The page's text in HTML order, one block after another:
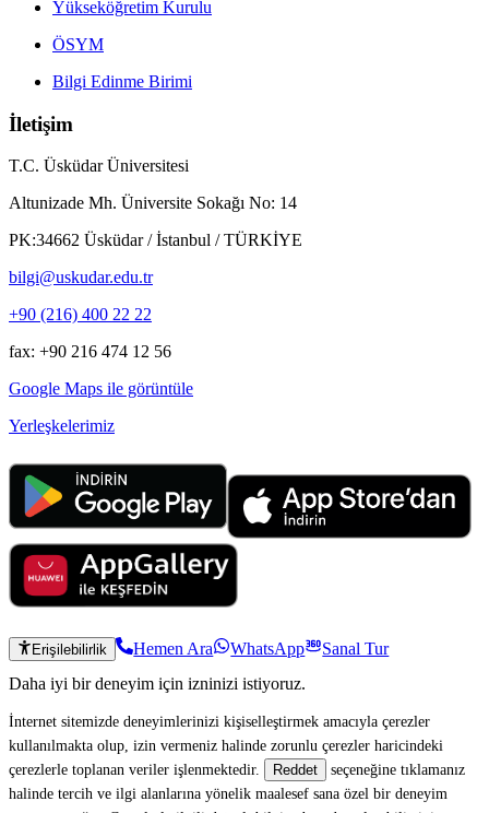
Yükseköğretim Kurulu
ÖSYM
Bilgi Edinme Birimi
İletişim
T.C. Üsküdar Üniversitesi
Altunizade Mh. Üniversite Sokağı No: 14
PK:34662 Üsküdar / İstanbul / TÜRKİYE
bilgi@uskudar.edu.tr
+90 (216) 400 22 22
fax: +90 216 474 12 56
Google Maps ile görüntüle
Yerleşkelerimiz
Erişilebilirlik Hemen Ara WhatsApp
Sanal Tur
Daha iyi bir deneyim için izninizi istiyoruz.
İnternet sitemizde deneyimlerinizi kişiselleştirmek amacıyla çerezler
kullanılmakta olup, izin vermeniz halinde zorunlu çerezler haricindeki
çerezlerle toplanan veriler işlenmektedir.
Reddet
seçeneğine tıklamanız
halinde tercih ve ilgi alanlarına yönelik maalesef sana özel bir deneyim